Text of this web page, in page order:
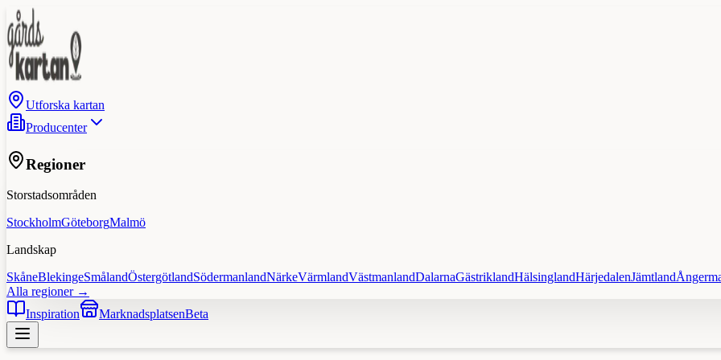
Utforska kartan
Producenter
Regioner
Storstadsområden
StockholmGöteborgMalmö
Landskap
SkåneBlekingeSmålandÖstergötlandSödermanlandNärkeVärmlandVästmanlandDalarnaGästriklandHälsinglandHärjedalenJämtland
Alla regioner →
Inspiration
MarknadsplatsenBeta